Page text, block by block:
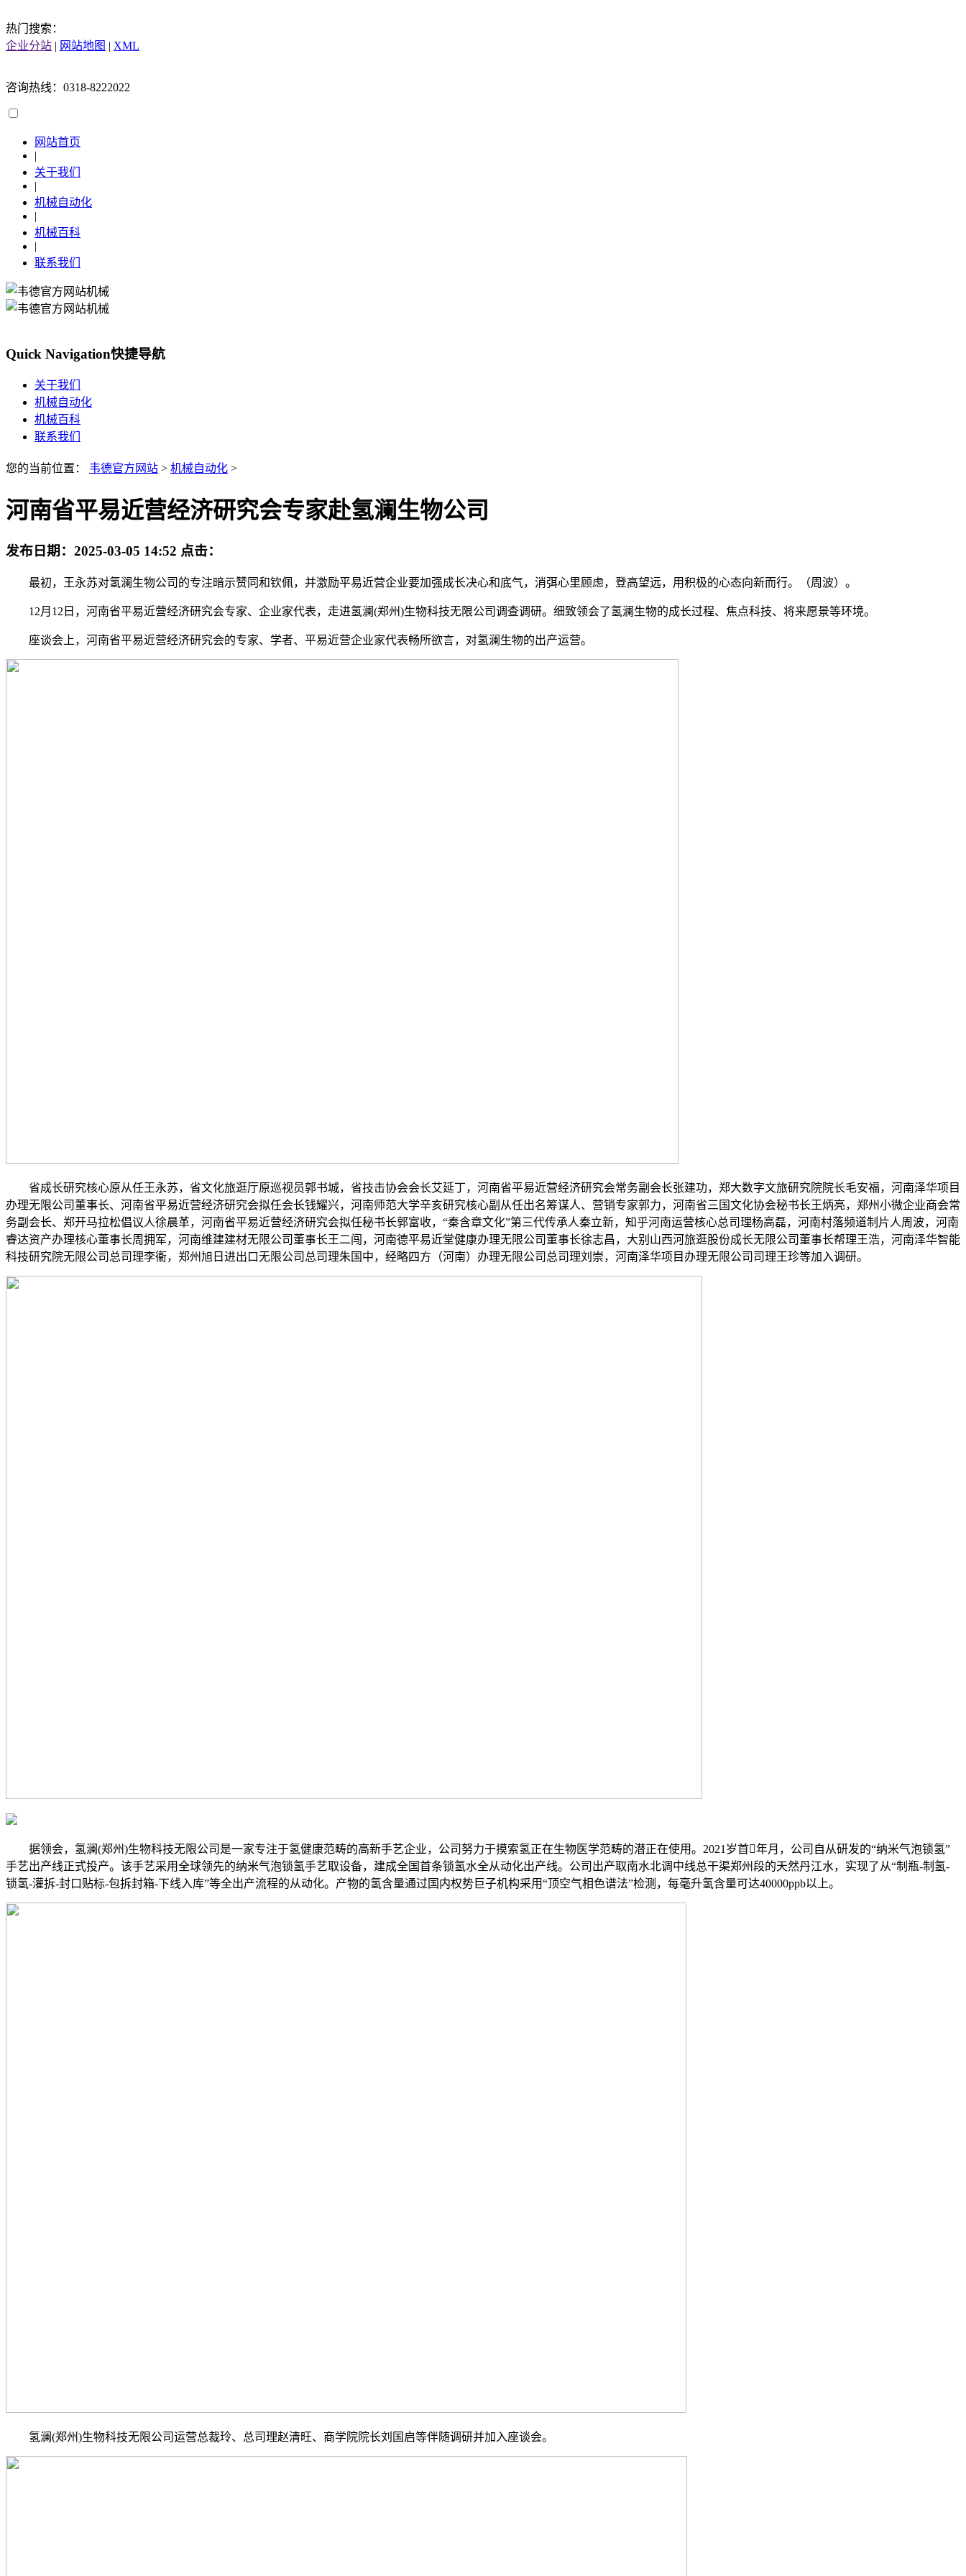
热门搜索：
企业分站 | 网站地图 | XML
咨询热线：0318-8222022
网站首页
|
关于我们
|
机械自动化
|
机械百科
|
联系我们
Quick Navigation快捷导航
关于我们
机械自动化
机械百科
联系我们
您的当前位置： 韦德官方网站 > 机械自动化 >
河南省平易近营经济研究会专家赴氢澜生物公司
发布日期： 2025-03-05 14:52 点击：
最初，王永苏对氢澜生物公司的专注暗示赞同和钦佩，并激励平易近营企业要加强成长决心和底气，消弭心里顾虑，登高望远，用积极的心态向新而行。（周波）。
12月12日，河南省平易近营经济研究会专家、企业家代表，走进氢澜(郑州)生物科技无限公司调查调研。细致领会了氢澜生物的成长过程、焦点科技、将来愿景等环境。
座谈会上，河南省平易近营经济研究会的专家、学者、平易近营企业家代表畅所欲言，对氢澜生物的出产运营。
省成长研究核心原从任王永苏，省文化旅逛厅原巡视员郭书城，省技击协会会长艾延丁，河南省平易近营经济研究会常务副会长张建功，郑大数字文旅研究院院长毛安福，河南泽华项目
办理无限公司董事长、河南省平易近营经济研究会拟任会长钱耀兴，河南师范大学辛亥研究核心副从任出名筹谋人、营销专家郭力，河南省三国文化协会秘书长王炳亮，郑州小微企业商会常
务副会长、郑开马拉松倡议人徐晨革，河南省平易近营经济研究会拟任秘书长郭富收，“秦含章文化”第三代传承人秦立新，知乎河南运营核心总司理杨高磊，河南村落频道制片人周波，河南
睿达资产办理核心董事长周拥军，河南维建建材无限公司董事长王二闯，河南德平易近堂健康办理无限公司董事长徐志昌，大别山西河旅逛股份成长无限公司董事长帮理王浩，河南泽华智能
科技研究院无限公司总司理李衞，郑州旭日进出口无限公司总司理朱国中，经略四方（河南）办理无限公司总司理刘崇，河南泽华项目办理无限公司司理王珍等加入调研。
据领会，氢澜(郑州)生物科技无限公司是一家专注于氢健康范畴的高新手艺企业，公司努力于摸索氢正在生物医学范畴的潜正在使用。2021岁首年月，公司自从研发的“纳米气泡锁氢”
手艺出产线正式投产。该手艺采用全球领先的纳米气泡锁氢手艺取设备，建成全国首条锁氢水全从动化出产线。公司出产取南水北调中线总干渠郑州段的天然丹江水，实现了从“制瓶-制氢-
锁氢-灌拆-封口贴标-包拆封箱-下线入库”等全出产流程的从动化。产物的氢含量通过国内权势巨子机构采用“顶空气相色谱法”检测，每毫升氢含量可达40000ppb以上。
氢澜(郑州)生物科技无限公司运营总裁玲、总司理赵清旺、商学院院长刘国启等伴随调研并加入座谈会。